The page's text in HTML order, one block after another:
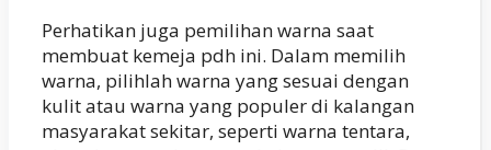
Perhatikan juga pemilihan warna saat
membuat kemeja pdh ini. Dalam memilih
warna, pilihlah warna yang sesuai dengan
kulit atau warna yang populer di kalangan
masyarakat sekitar, seperti warna tentara,